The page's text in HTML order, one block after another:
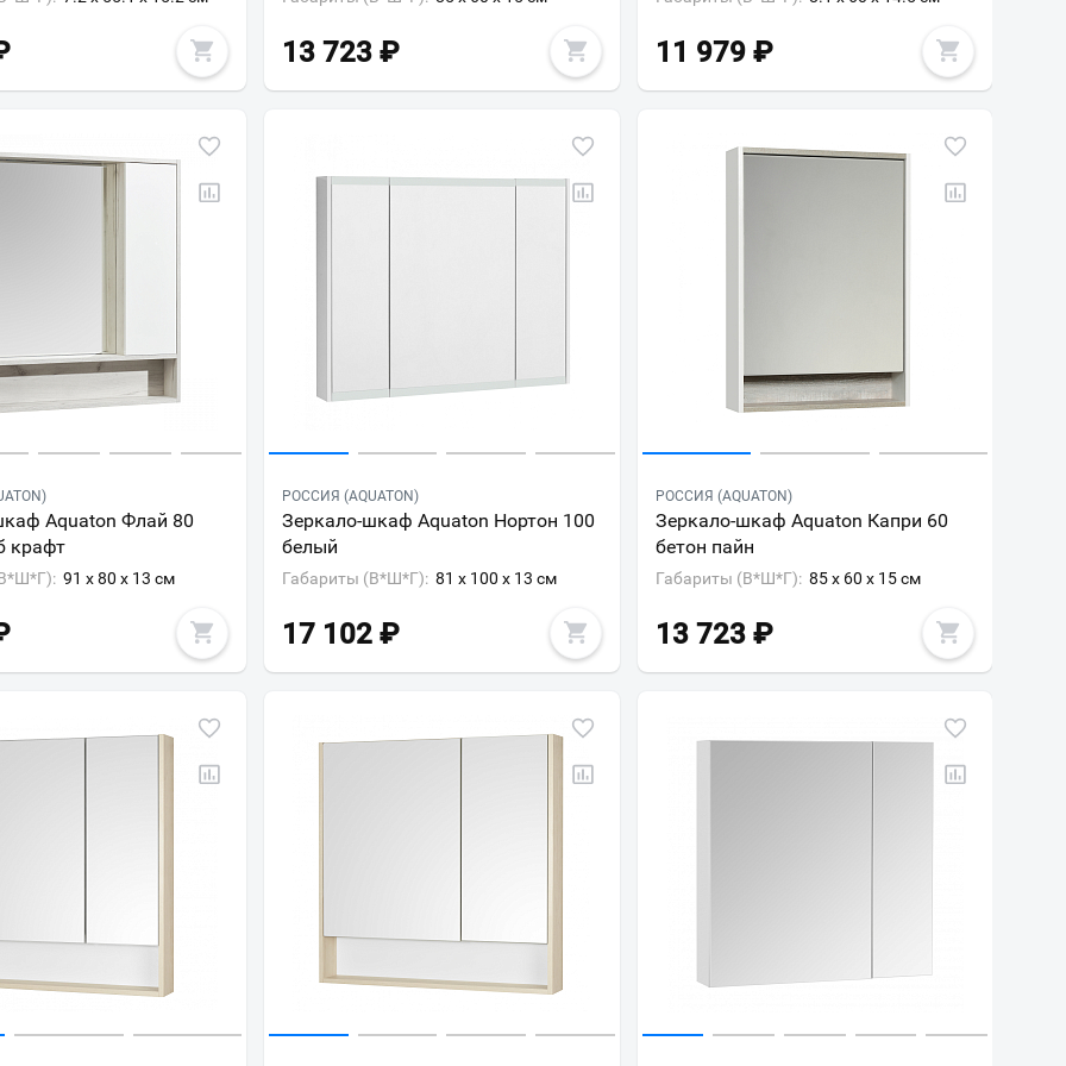
13 723 ₽ 11 979 ₽
Aquaton Флай 80
крафт
91 x 80 x 13 см
РОССИЯ (AQUATON)
Зеркало-шкаф Aquaton Нортон 100
белый
Габариты (В*Ш*Г): 81 x 100 x 13 см
17 102 ₽
РОССИЯ (AQUATON)
Зеркало-шкаф Aquaton Капри 60
бетон пайн
Габариты (В*Ш*Г): 85 x 60 x 15 см
13 723 ₽